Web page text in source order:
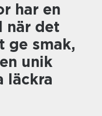
när det
ge smak,
unik
läckra